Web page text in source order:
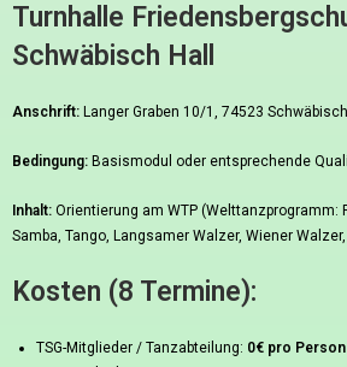
Turnhalle
Schwäbisch Hall
Anschrift: Langer Graben 10/1, 74523 Schwäbisch
Bedingung: Basismodul oder entsprechende
Inhalt: Orientierung am WTP (Welttanzprogramm:
Samba, Tango, Langsamer Walzer, Wiener
Kosten (8 Termine):
TSG-Mitglieder / Tanzabteilung: 0€ pro Person